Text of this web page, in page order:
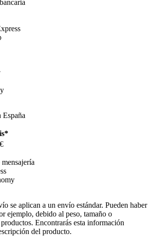
España
se aplican a un envío estándar. Pueden haber
ejemplo, debido al peso, tamaño o
Encontrarás esta información
del producto.